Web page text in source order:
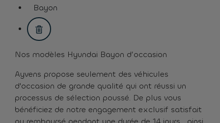
Bayon
assistive.text.remove.filter.button
Nos modèles Hyundai Bayon d’occasion
Ayvens propose seulement des véhicules
d'occasion de grande qualité qui ont réussi un
processus de sélection poussé. De plus vous
bénéficiez de notre engagement exclusif satisfait